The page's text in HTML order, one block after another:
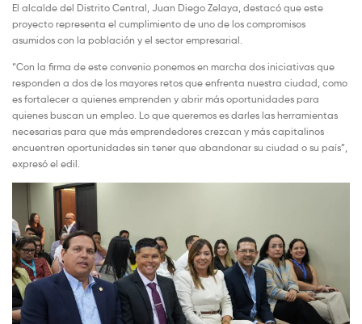
El alcalde del Distrito Central, Juan Diego Zelaya, destacó que este
proyecto representa el cumplimiento de uno de los compromisos
asumidos con la población y el sector empresarial.
“Con la firma de este convenio ponemos en marcha dos iniciativas que
responden a dos de los mayores retos que enfrenta nuestra ciudad, como
es fortalecer a quienes emprenden y abrir más oportunidades para
quienes buscan un empleo. Lo que queremos es darles las herramientas
necesarias para que más emprendedores crezcan y más capitalinos
encuentren oportunidades sin tener que abandonar su ciudad o su país”,
expresó el edil.